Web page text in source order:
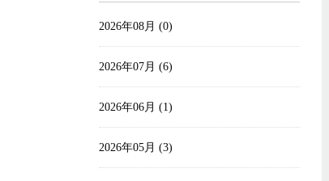
2026年08月 (0)
2026年07月 (6)
2026年06月 (1)
2026年05月 (3)